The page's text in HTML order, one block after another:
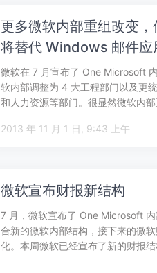
更多微软内部重组改变
将替代 Windows 邮件应
微软在 7 月宣布了 One Microsoft
软内部调整为 4 大工程部门以及更
和人力资源等部门。很显然微软内部
2013 年 11 月 1 日, 9:43 上午
微软宣布财报新结构
7 月，微软宣布了 One Microsoft
合新的微软内部结构，接下来的微
化。本周微软已经宣布了新的财报